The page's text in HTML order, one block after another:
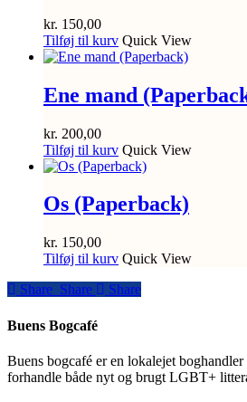
kr. 150,00
Tilføj til kurv Quick View
Ene mand
kr. 200,00
Tilføj til kurv Quick View
Os (Paperback)
kr. 150,00
Tilføj til kurv Quick View
Share
Share Share Share
Buens Bogcafé
Buens bogcafé er en lokalejet
forhandle både nyt og brugt LGBT+